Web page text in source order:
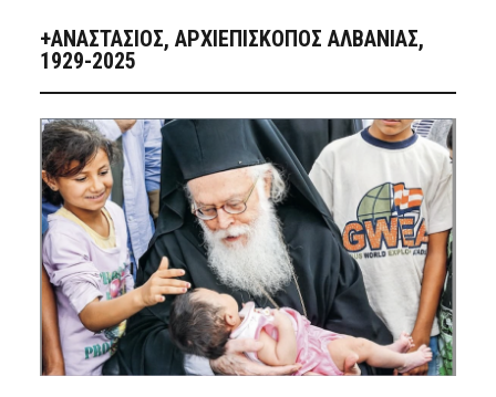
+ΑΝΑΣΤΆΣΙΟΣ, ΑΡΧΙΕΠΊΣΚΟΠΟΣ ΑΛΒΑΝΊΑΣ,
1929-2025